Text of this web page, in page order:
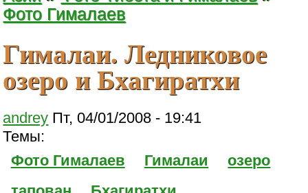
Фото Гималаев
Гималаи. Ледниковое
озеро и Бхагиратхи
andrey Пт, 04/01/2008 - 19:41
Темы:
Фото Гималаев
Гималаи
озеро